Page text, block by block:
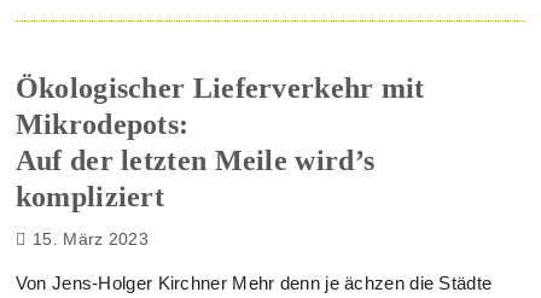
Ökologischer Lieferverkehr mit
Mikrodepots:
Auf der letzten Meile wird’s
kompliziert
15. März 2023
Von Jens-Holger Kirchner Mehr denn je ächzen die Städte